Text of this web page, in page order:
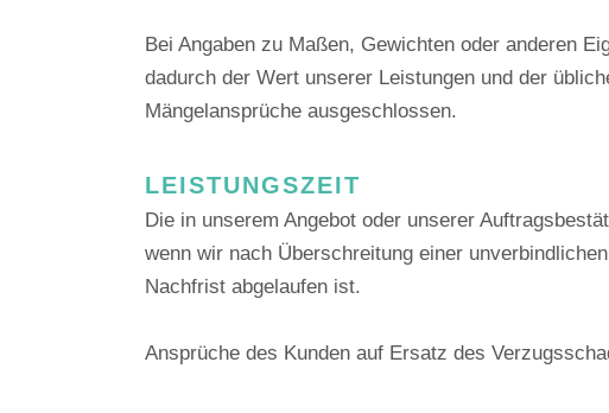
Bei Angaben zu Maßen, Gewichten oder anderen
dadurch der Wert unserer Leistungen und der
Mängelansprüche ausgeschlossen.
LEISTUNGSZEIT
Die in unserem Angebot oder unserer
wenn wir nach Überschreitung einer
Nachfrist abgelaufen ist.
Ansprüche des Kunden auf Ersatz des